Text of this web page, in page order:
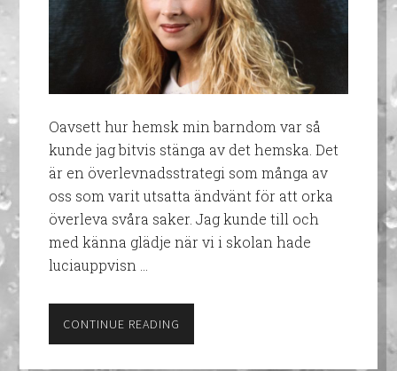
Oavsett hur hemsk min barndom var så
kunde jag bitvis stänga av det hemska. Det
är en överlevnadsstrategi som många av
oss som varit utsatta ändvänt för att orka
överleva svåra saker. Jag kunde till och
med känna glädje när vi i skolan hade
luciauppvisn …
CONTINUE READING